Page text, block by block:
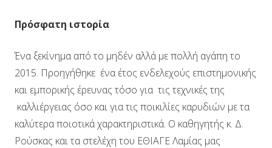
Πρόσφατη ιστορία
Ένα ξεκίνημα από το μηδέν αλλά με πολλή αγάπη το
2015. Προηγήθηκε ένα έτος ενδελεχούς επιστημονικής
και εμπορικής έρευνας τόσο για τις τεχνικές της
καλλιέργειας όσο και για τις ποικιλίες καρυδιών με τα
καλύτερα ποιοτικά χαρακτηριστικά. Ο καθηγητής κ. Δ.
Ρούσκας και τα στελέχη του ΕΘΙΑΓΕ Λαμίας μας